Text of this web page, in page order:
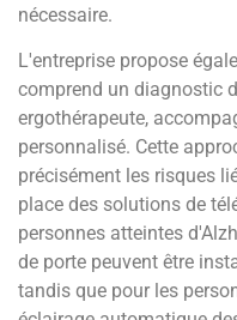
nécessaire.
L'entreprise propose
comprend un diagnostic
ergothérapeute,
personnalisé. Cette
précisément les risques
place des solutions de
personnes atteintes
de porte peuvent être
tandis que pour les